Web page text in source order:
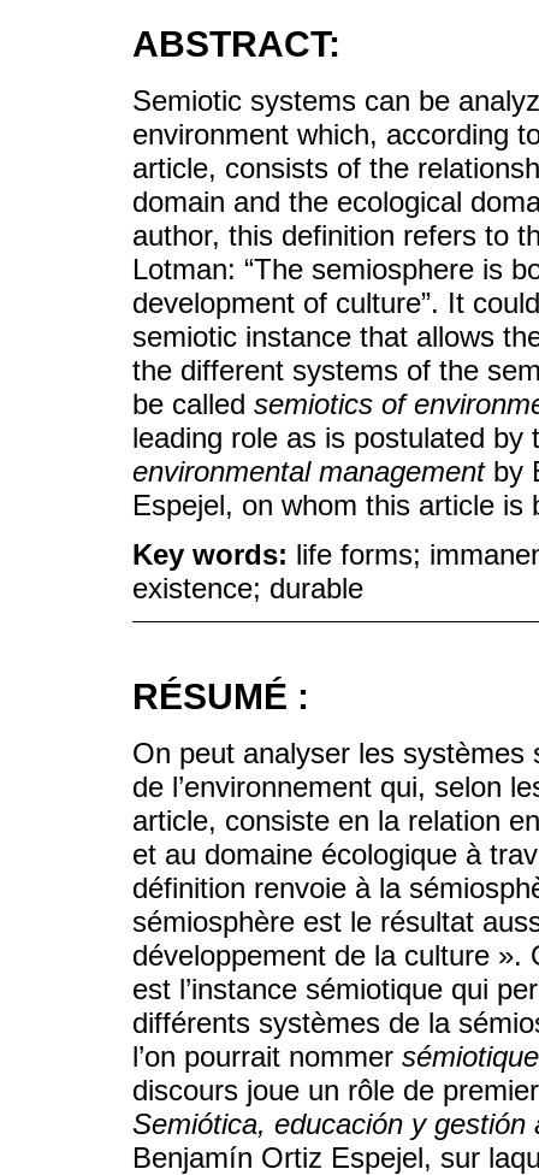
ABSTRACT:
Semiotic systems can be
environment which, according
article, consists of the
domain and the ecological
author, this definition refers to
Lotman: “The semiosphere is
development of culture”. It
semiotic instance that allows
the different systems of the
be called semiotics of
leading role as is postulated
environmental managementby
Espejel, on whom this article is
Key words: life forms;
existence; durable
RÉSUMÉ :
On peut analyser les systèmes
de l’environnement qui, selon
article, consiste en la relation
et au domaine écologique à
définition renvoie à la
sémiosphère est le résultat
développement de la culture ».
est l’instance sémiotique qui
différents systèmes de la
l’on pourrait nommer
discours joue un rôle de
Semiótica, educación y gestión
Benjamín Ortiz Espejel, sur